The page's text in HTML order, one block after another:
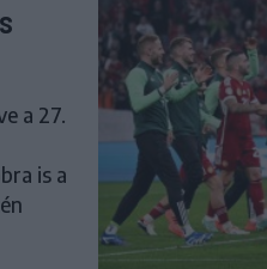
a 27.
is a